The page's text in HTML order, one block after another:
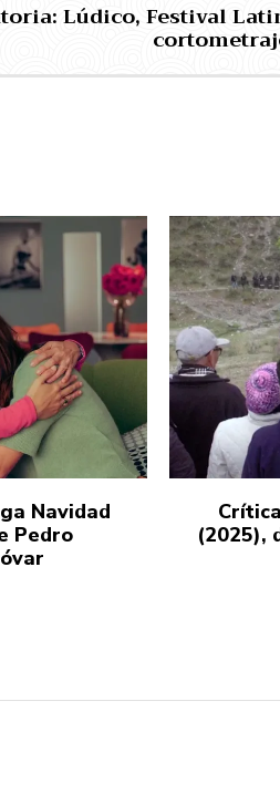
Lúdico, Festival
Navidad
Pedro
(2025),